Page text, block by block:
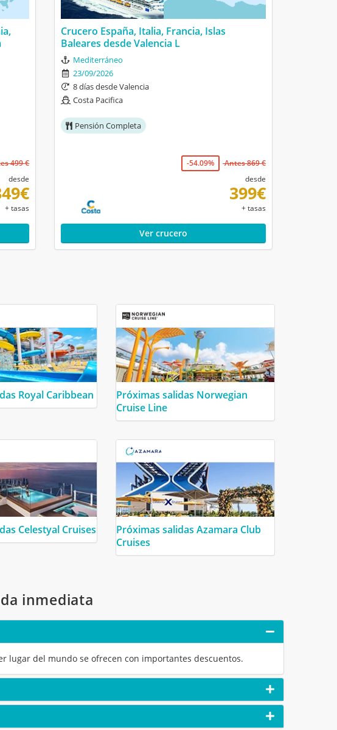
499 €
desde
+ tasas
Crucero España, Italia, Francia, Islas
Baleares desde Valencia L
Mediterráneo
23/09/2026
8 días desde Valencia
Costa Pacifica
Pensión Completa
-54.09%
Antes 869 €
desde
399€
+ tasas
Ver crucero
Royal Caribbean
Próximas salidas Norwegian
Cruise Line
Celestyal Cruises
Próximas salidas Azamara Club
Cruises
inmediata
lugar del mundo se ofrecen con importantes descuentos.